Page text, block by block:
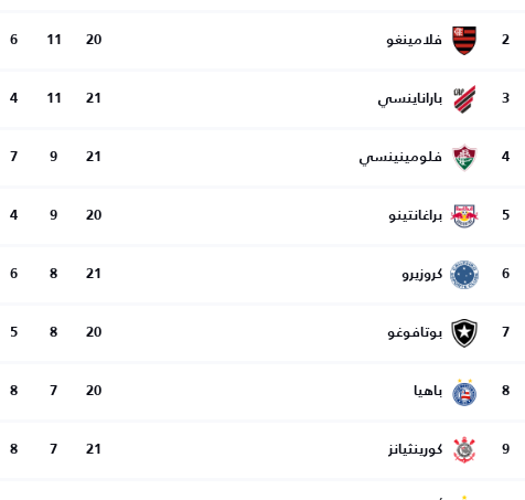
2 فلامينغو 20
11
6
3 باراناينسي 21
11
4
4 فلومينينسي 21
9
7
5 براغانتينو 20
9
4
6 كروزيرو 21
8
6
7 بوتافوغو 20
8
5
8 باهيا 20
7
8
9 كورينثيانز 21
7
8